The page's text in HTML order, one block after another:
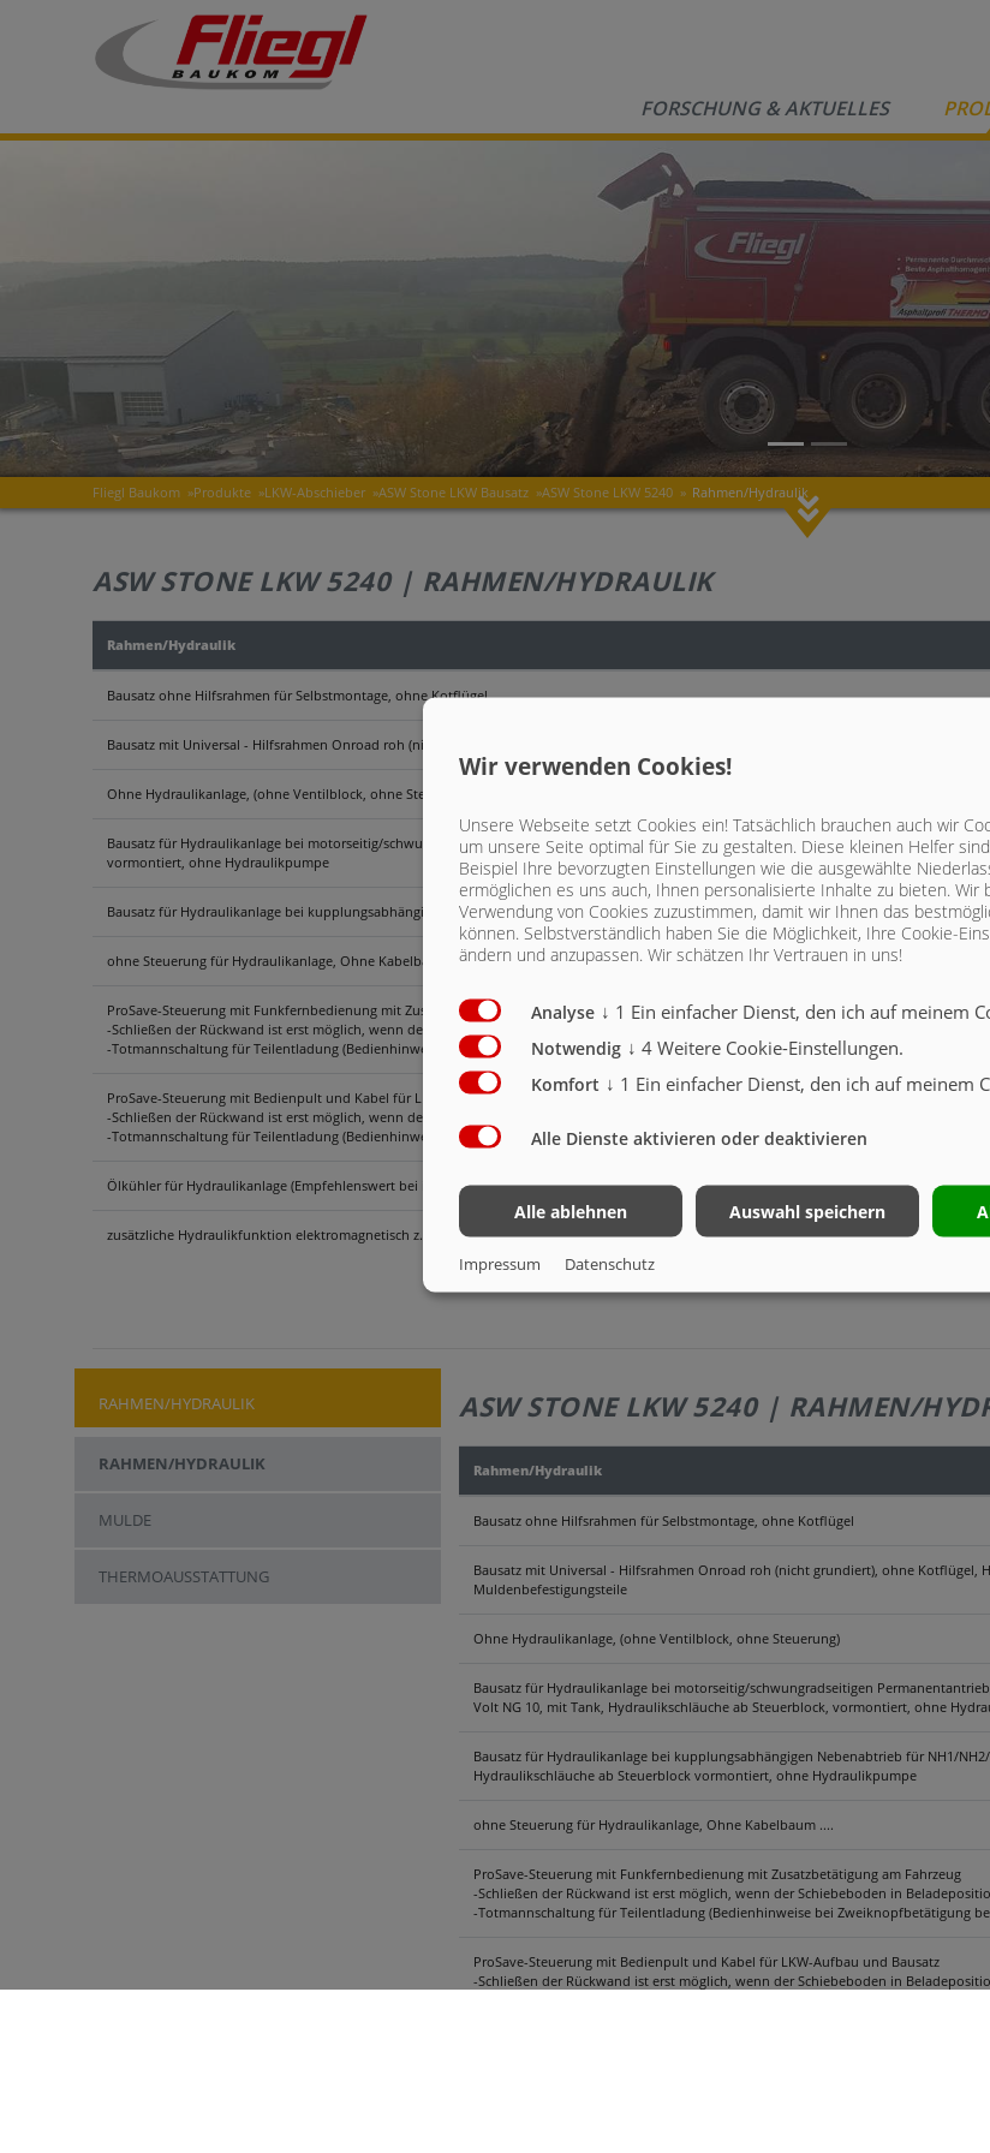
FORSCHUNG & AKTUELLES
Fliegl Baukom »Produkte »LKW-Abschieber »ASW Stone LKW Bausatz »ASW Stone LKW 5240 » Rahmen/Hydraulik
ASW STONE LKW 5240 | RAHMEN/HYDRAULIK
Rahmen/Hydraulik
Bausatz ohne Hilfsrahmen für Selbstmontage, ohne Kotflügel
Bausatz mit Universal - Hilfsrahmen Onroad roh (nicht grundiert), ohne Kotflügel, Hilfsrahmenaussenbreite ca. 830 mm, Höhe ca. 240 mm incl.
Ohne Hydraulikanlage, (ohne Ventilblock, ohne Steuerung)
Bausatz für Hydraulikanlage bei motorseitig/schwungradseitigen Permanentantrieb, z. B. 120 kp oder N7M, PTO ED 120, EPTT 650, incl.
vormontiert, ohne Hydraulikpumpe
Bausatz für Hydraulikanlage bei kupplungsabhängigen Nebenabtrieb für NH1/NH2/NH4C incl. Elektroventil 24 Volt NG 10, Hydrauliktank,
ohne Steuerung für Hydraulikanlage, Ohne Kabelbaum ....
ProSave-Steuerung mit Funkfernbedienung mit Zusatzbetätigung am Fahrzeug
-Schließen der Rückwand ist erst möglich, wenn der Schiebeboden in Beladeposition ist.
-Totmannschaltung für Teilentladung (Bedienhinweise bei Zweiknopfbetätigung beachten)
ProSave-Steuerung mit Bedienpult und Kabel für LKW-Aufbau und Bausatz
-Schließen der Rückwand ist erst möglich, wenn der Schiebeboden in Beladeposition ist.
-Totmannschaltung für Teilentladung (Bedienhinweise bei Zweiknopfbetätigung beachten)
Ölkühler für Hydraulikanlage (Empfehlenswert bei innerbetrieblichen Einsatz mit vielen, kurz aufeinander folgenden Abschiebevorgängen,
zusätzliche Hydraulikfunktion elektromagnetisch z. B. Hydraulikanschlu. für Hängerbetrieb, ... Hydraulikanschluss am Heck 1x Vorlauf, 1x
RAHMEN/HYDRAULIK
RAHMEN/HYDRAULIK
MULDE
THERMOAUSSTATTUNG
ASW STONE LKW 5240 | RAHMEN/
Rahmen/Hydraulik
Bausatz ohne Hilfsrahmen für Selbstmontage, ohne Kotflügel
Bausatz mit Universal - Hilfsrahmen Onroad roh (nicht grundiert), ohne Kotflügel,
Muldenbefestigungsteile
Ohne Hydraulikanlage, (ohne Ventilblock, ohne Steuerung)
Bausatz für Hydraulikanlage bei motorseitig/schwungradseitigen
Volt NG 10, mit Tank, Hydraulikschläuche ab Steuerblock, vormontiert, ohne
Bausatz für Hydraulikanlage bei kupplungsabhängigen Nebenabtrieb für NH1/
Hydraulikschläuche ab Steuerblock vormontiert, ohne Hydraulikpumpe
ohne Steuerung für Hydraulikanlage, Ohne Kabelbaum ....
ProSave-Steuerung mit Funkfernbedienung mit Zusatzbetätigung am Fahrzeug
-Schließen der Rückwand ist erst möglich, wenn der Schiebeboden in
-Totmannschaltung für Teilentladung (Bedienhinweise bei Zweiknopfbetätigung
ProSave-Steuerung mit Bedienpult und Kabel für LKW-Aufbau und Bausatz
-Schließen der Rückwand ist erst möglich, wenn der Schiebeboden in
Wir verwenden Cookies!
Unsere Webseite setzt Cookies ein! Tatsächlich brauchen auch wir
um unsere Seite optimal für Sie zu gestalten. Diese kleinen Helfer
Beispiel Ihre bevorzugten Einstellungen wie die ausgewählte
ermöglichen es uns auch, Ihnen personalisierte Inhalte zu bieten. Wir
Verwendung von Cookies zuzustimmen, damit wir Ihnen das
können. Selbstverständlich haben Sie die Möglichkeit, Ihre Cookie-
ändern und anzupassen. Wir schätzen Ihr Vertrauen in uns!
Analyse ↓ 1 Ein einfacher Dienst, den ich auf meinem
Notwendig ↓ 4 Weitere Cookie-Einstellungen.
Komfort ↓ 1 Ein einfacher Dienst, den ich auf meinem
Alle Dienste aktivieren oder deaktivieren
Alle ablehnen Auswahl speichern
Impressum Datenschutz